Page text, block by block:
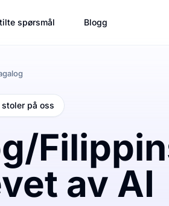
spørsmål Blogg
på oss
av AI